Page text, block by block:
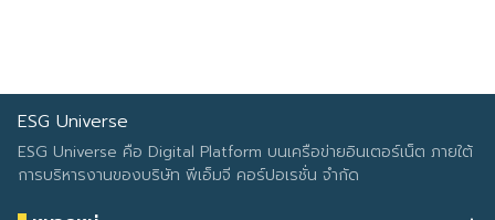
ESG Universe
ESG Universe คือ Digital Platform บนเครือข่ายอินเตอร์เน็ต ภายใต้
การบริหารงานของบริษัท พีเอ็มจี คอร์ปอเรชั่น จำกัด